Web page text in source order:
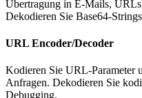
Übertragung in E-Mails,
Dekodieren Sie Base64-
URL Encoder/Decoder
Kodieren Sie URL-Parameter
Anfragen. Dekodieren Sie
Debugging.